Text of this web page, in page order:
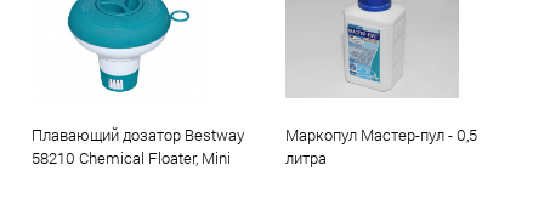
Плавающий дозатор Bestway
58210 Chemical Floater, Mini
Маркопул Мастер-пул - 0,5
литра